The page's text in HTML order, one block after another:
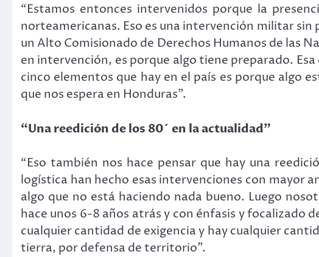
“Estamos entonces intervenidos porque la
norteamericanas. Eso es una intervención militar
un Alto Comisionado de Derechos Humanos de las
en intervención, es porque algo tiene preparado.
cinco elementos que hay en el país es porque algo
que nos espera en Honduras”.
“Una reedición de los 80´ en la actualidad”
“Eso también nos hace pensar que hay una
logística han hecho esas intervenciones con mayor
algo que no está haciendo nada bueno. Luego
hace unos 6-8 años atrás y con énfasis y focalizado
cualquier cantidad de exigencia y hay cualquier
tierra, por defensa de territorio”.